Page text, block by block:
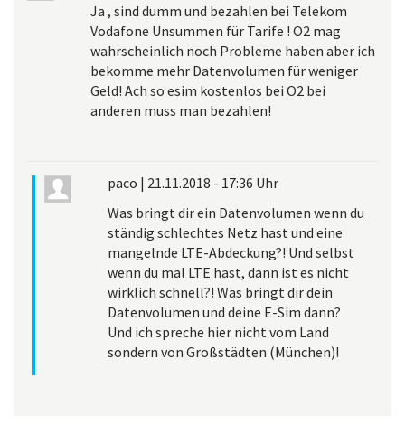
Ja , sind dumm und bezahlen bei Telekom
Vodafone Unsummen für Tarife ! O2 mag
wahrscheinlich noch Probleme haben aber ich
bekomme mehr Datenvolumen für weniger
Geld! Ach so esim kostenlos bei O2 bei
anderen muss man bezahlen!
paco | 21.11.2018 - 17:36 Uhr
Was bringt dir ein Datenvolumen wenn du
ständig schlechtes Netz hast und eine
mangelnde LTE-Abdeckung?! Und selbst
wenn du mal LTE hast, dann ist es nicht
wirklich schnell?! Was bringt dir dein
Datenvolumen und deine E-Sim dann?
Und ich spreche hier nicht vom Land
sondern von Großstädten (München)!